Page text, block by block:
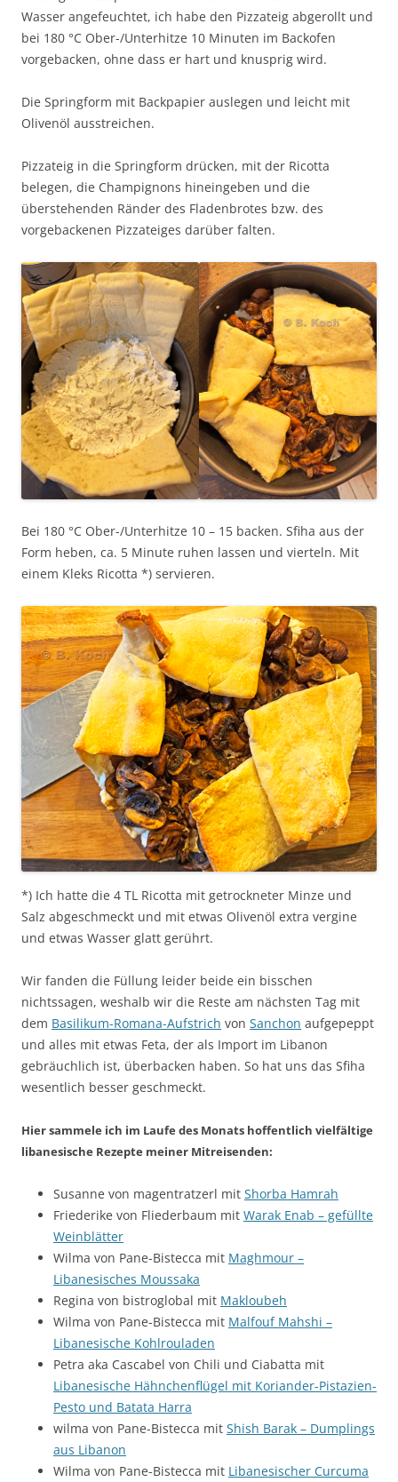
Wasser angefeuchtet, ich habe den Pizzateig abgerollt und
bei 180 °C Ober-/Unterhitze 10 Minuten im Backofen
vorgebacken, ohne dass er hart und knusprig wird.
Die Springform mit Backpapier auslegen und leicht mit
Olivenöl ausstreichen.
Pizzateig in die Springform drücken, mit der Ricotta
belegen, die Champignons hineingeben und die
überstehenden Ränder des Fladenbrotes bzw. des
vorgebackenen Pizzateiges darüber falten.
Bei 180 °C Ober-/Unterhitze 10 – 15 backen. Sfiha aus der
Form heben, ca. 5 Minute ruhen lassen und vierteln. Mit
einem Kleks Ricotta *) servieren.
*) Ich hatte die 4 TL Ricotta mit getrockneter Minze und
Salz abgeschmeckt und mit etwas Olivenöl extra vergine
und etwas Wasser glatt gerührt.
Wir fanden die Füllung leider beide ein bisschen
nichtssagen, weshalb wir die Reste am nächsten Tag mit
dem Basilikum-Romana-Aufstrich von Sanchon aufgepeppt
und alles mit etwas Feta, der als Import im Libanon
gebräuchlich ist, überbacken haben. So hat uns das Sfiha
wesentlich besser geschmeckt.
Hier sammele ich im Laufe des Monats hoffentlich vielfältige
libanesische Rezepte meiner Mitreisenden:
Susanne von magentratzerl mit Shorba Hamrah
Friederike von Fliederbaum mit Warak Enab – gefüllte
Weinblätter
Wilma von Pane-Bistecca mit Maghmour –
Libanesisches Moussaka
Regina von bistroglobal mit Makloubeh
Wilma von Pane-Bistecca mit Malfouf Mahshi –
Libanesische Kohlrouladen
Petra aka Cascabel von Chili und Ciabatta mit
Libanesische Hähnchenflügel mit Koriander-Pistazien-
Pesto und Batata Harra
wilma von Pane-Bistecca mit Shish Barak – Dumplings
aus Libanon
Wilma von Pane-Bistecca mit Libanesischer Curcuma